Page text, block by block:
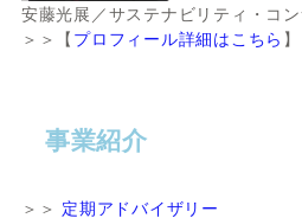
安藤光展／サステナビリティ・コ
＞＞【 プロフィール詳細はこちら 】
事業紹介
＞＞ 定期アドバイザリー